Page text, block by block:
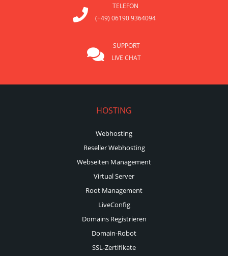
TELEFON
(+49) 06190 9364094
SUPPORT
LIVE CHAT
HOSTING
Webhosting
Reseller Webhosting
Webseiten Management
Virtual Server
Root Management
LiveConfig
Domains Registrieren
Domain-Robot
SSL-Zertifikate